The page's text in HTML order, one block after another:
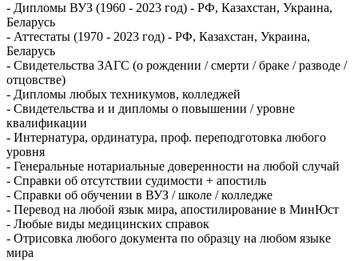
- Дипломы ВУЗ (1960 - 2023 год) - РФ, Казахстан, Украина,
Беларусь
- Аттестаты (1970 - 2023 год) - РФ, Казахстан, Украина,
Беларусь
- Свидетельства ЗАГС (о рождении / смерти / браке / разводе /
отцовстве)
- Дипломы любых техникумов, колледжей
- Свидетельства и и дипломы о повышении / уровне
квалификации
- Интернатура, ординатура, проф. переподготовка любого
уровня
- Генеральные нотариальные доверенности на любой случай
- Справки об отсутствии судимости + апостиль
- Справки об обучении в ВУЗ / школе / колледже
- Перевод на любой язык мира, апостилирование в МинЮст
- Любые виды медицинских справок
- Отрисовка любого документа по образцу на любом языке
мира